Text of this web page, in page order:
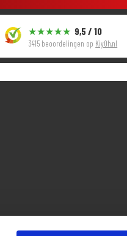
9,5 / 10
3415 beoordelingen op KiyOh.nl